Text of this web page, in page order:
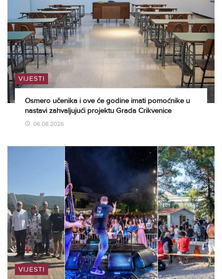
VIJESTI
Osmero učenika i ove će godine imati pomoćnike u
nastavi zahvaljujući projektu Grada Crikvenice
06.08.2026
VIJESTI